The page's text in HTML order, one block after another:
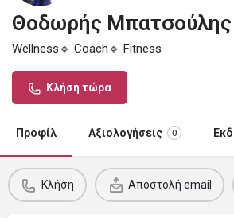
Θοδωρής Μπατσούλης
Wellness🔹 Coach🔹 Fitness
Κλήση τώρα
Προφίλ Αξιολογήσεις 0
Κλήση Αποστολή email